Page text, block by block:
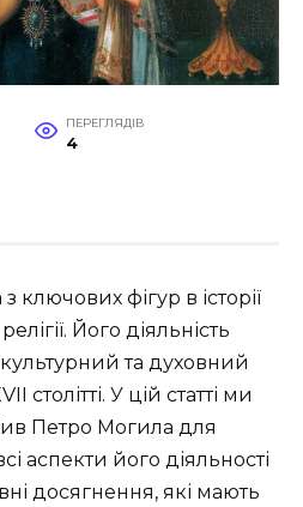
ПЕРЕГЛЯДІВ
4
ключових фігур в історії
Його діяльність
та духовний
столітті. У цій статті ми
Петро Могила для
аспекти його діяльності
досягнення, які мають